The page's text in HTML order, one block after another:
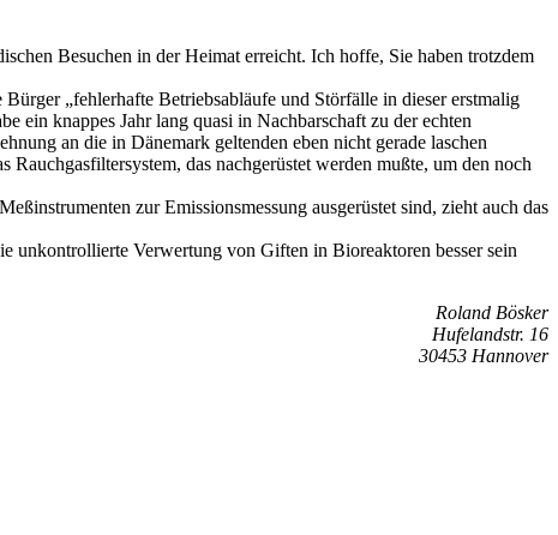
Besuchen in der Heimat erreicht. Ich hoffe, Sie haben trotzdem
„fehlerhafte Betriebsabläufe und Störfälle in dieser erstmalig
ein knappes Jahr lang quasi in Nachbarschaft zu der echten
an die in Dänemark geltenden eben nicht gerade laschen
das nachgerüstet werden mußte, um den noch
zur Emissionsmessung ausgerüstet sind, zieht auch das
unkontrollierte Verwertung von Giften in Bioreaktoren besser sein
Roland Bösker
Hufelandstr. 16
30453 Hannover